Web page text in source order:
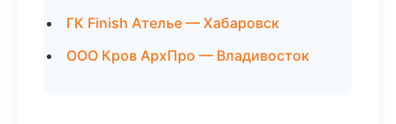
ГК Finish Ателье — Хабаровск
ООО Кров АрхПро — Владивосток